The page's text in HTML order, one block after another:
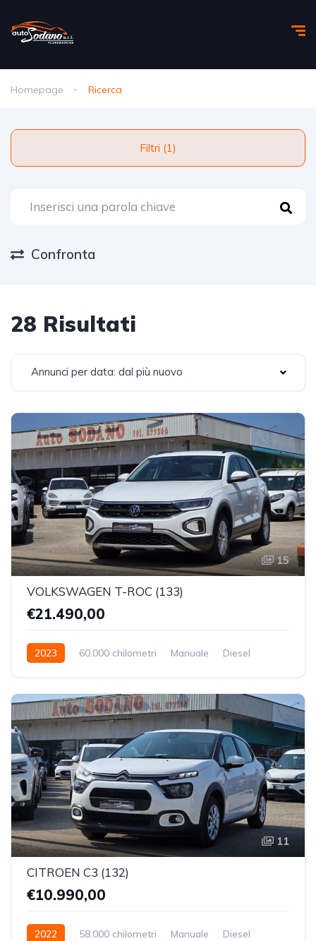
Homepage Ricerca
Filtri (1)
Confronta
28 Risultati
Annunci per data: dal più nuovo
15
VOLKSWAGEN T-ROC (133)
€21.490,00
2023 60.000 chilometri Manuale
Diesel
11
CITROEN C3 (132)
€10.990,00
2022 58.000 chilometri Manuale
Diesel